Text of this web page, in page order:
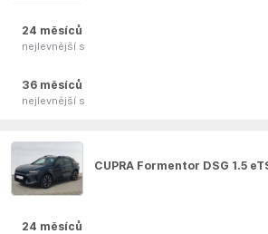
24 měsíců
nejlevnější s
36 měsíců
nejlevnější s
CUPRA Formentor DSG 1.5
24 měsíců